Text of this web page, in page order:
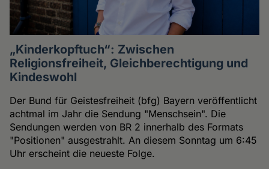
„Kinderkopftuch“: Zwischen
Religionsfreiheit, Gleichberechtigung und
Kindeswohl
Der Bund für Geistesfreiheit (bfg) Bayern veröffentlicht
achtmal im Jahr die Sendung "Menschsein". Die
Sendungen werden von BR 2 innerhalb des Formats
"Positionen" ausgestrahlt. An diesem Sonntag um 6:45
Uhr erscheint die neueste Folge.